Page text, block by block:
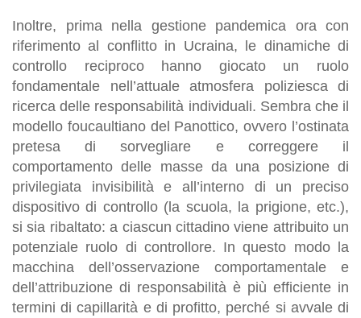
Inoltre, prima nella gestione pandemica ora con
riferimento al conflitto in Ucraina, le dinamiche di
controllo reciproco hanno giocato un ruolo
fondamentale nell’attuale atmosfera poliziesca di
ricerca delle responsabilità individuali. Sembra che il
modello foucaultiano del Panottico, ovvero l’ostinata
pretesa di sorvegliare e correggere il
comportamento delle masse da una posizione di
privilegiata invisibilità e all’interno di un preciso
dispositivo di controllo (la scuola, la prigione, etc.),
si sia ribaltato: a ciascun cittadino viene attribuito un
potenziale ruolo di controllore. In questo modo la
macchina dell’osservazione comportamentale e
dell’attribuzione di responsabilità è più efficiente in
termini di capillarità e di profitto, perché si avvale di